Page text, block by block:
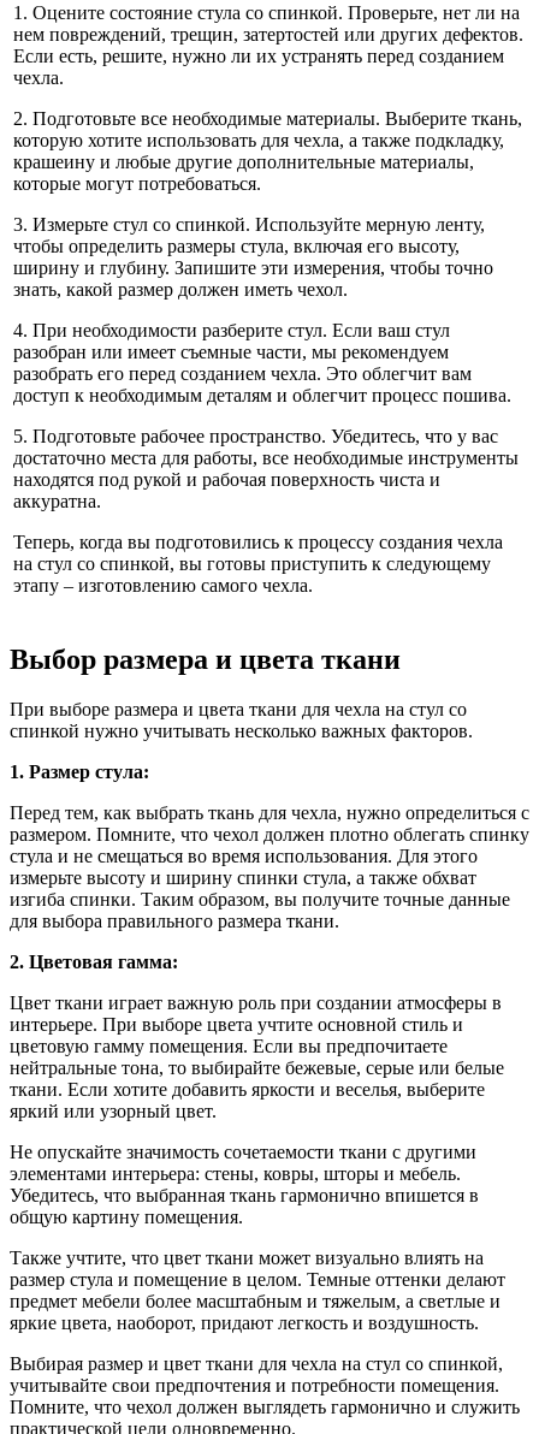
1. Оцените состояние стула со спинкой. Проверьте, нет ли на
нем повреждений, трещин, затертостей или других дефектов.
Если есть, решите, нужно ли их устранять перед созданием
чехла.
2. Подготовьте все необходимые материалы. Выберите ткань,
которую хотите использовать для чехла, а также подкладку,
крашеину и любые другие дополнительные материалы,
которые могут потребоваться.
3. Измерьте стул со спинкой. Используйте мерную ленту,
чтобы определить размеры стула, включая его высоту,
ширину и глубину. Запишите эти измерения, чтобы точно
знать, какой размер должен иметь чехол.
4. При необходимости разберите стул. Если ваш стул
разобран или имеет съемные части, мы рекомендуем
разобрать его перед созданием чехла. Это облегчит вам
доступ к необходимым деталям и облегчит процесс пошива.
5. Подготовьте рабочее пространство. Убедитесь, что у вас
достаточно места для работы, все необходимые инструменты
находятся под рукой и рабочая поверхность чиста и
аккуратна.
Теперь, когда вы подготовились к процессу создания чехла
на стул со спинкой, вы готовы приступить к следующему
этапу – изготовлению самого чехла.
Выбор размера и цвета ткани
При выборе размера и цвета ткани для чехла на стул со
спинкой нужно учитывать несколько важных факторов.
1. Размер стула:
Перед тем, как выбрать ткань для чехла, нужно определиться с
размером. Помните, что чехол должен плотно облегать спинку
стула и не смещаться во время использования. Для этого
измерьте высоту и ширину спинки стула, а также обхват
изгиба спинки. Таким образом, вы получите точные данные
для выбора правильного размера ткани.
2. Цветовая гамма:
Цвет ткани играет важную роль при создании атмосферы в
интерьере. При выборе цвета учтите основной стиль и
цветовую гамму помещения. Если вы предпочитаете
нейтральные тона, то выбирайте бежевые, серые или белые
ткани. Если хотите добавить яркости и веселья, выберите
яркий или узорный цвет.
Не опускайте значимость сочетаемости ткани с другими
элементами интерьера: стены, ковры, шторы и мебель.
Убедитесь, что выбранная ткань гармонично впишется в
общую картину помещения.
Также учтите, что цвет ткани может визуально влиять на
размер стула и помещение в целом. Темные оттенки делают
предмет мебели более масштабным и тяжелым, а светлые и
яркие цвета, наоборот, придают легкость и воздушность.
Выбирая размер и цвет ткани для чехла на стул со спинкой,
учитывайте свои предпочтения и потребности помещения.
Помните, что чехол должен выглядеть гармонично и служить
практической цели одновременно.